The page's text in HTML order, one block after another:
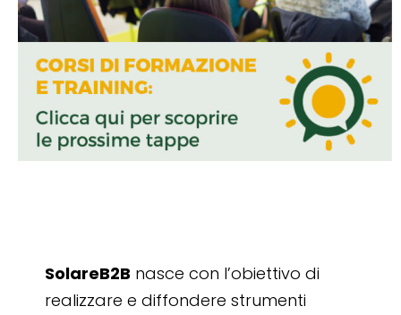
SolareB2B nasce con l’obiettivo di
realizzare e diffondere strumenti